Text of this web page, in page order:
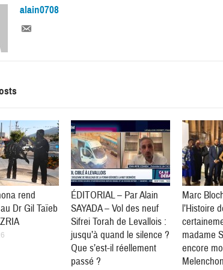
alain0708
rend
Dr Gil Taïeb
ÉDITORIAL – Par Alain
SAYADA – Vol des neuf
Sifrei Torah de Levallois :
jusqu’à quand le silence ?
Que s’est-il réellement
passé ?
Marc
l’Histoire
madame
encore
Melenchon